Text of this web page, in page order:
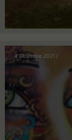
3 Dicembre 2021 /